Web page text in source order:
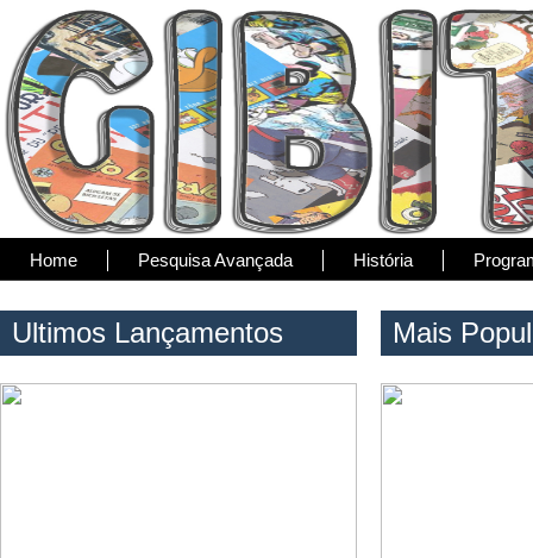
Home Pesquisa Avançada História
Ultimos Lançamentos Mais